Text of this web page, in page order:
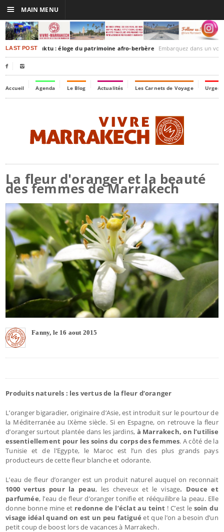
LAST POSTTimbuktu : éloge du patrimoine afro-berbère Embarquez dans un voyage culturel dans le
 
Accueil Agenda Le Blog Actualités Les Carnets de Voyage
La fleur d'oranger et la beauté
des femmes de Marrakech
Fanny, le 16 aout 2015
Produits naturels : les vertus de la fleur d’oranger
L’oranger bigaradier, originaire d’Asie, est introduit sur le pourtour de
la Méditerranée au IXème siècle. Si en Espagne, on retrouve la fleur
d’oranger surtout plantée dans les jardins, à Marrakech, on l’utilise
essentiellement pour les soins du corps des femmes. A côté de la
Tunisie et de l’Egypte, le Maroc est l’un des plus grands pays
producteurs de cette fleur blanche et odorante.
L’eau de fleur d’oranger est un produit naturel auquel on reconnait
1000 vertus pour la peau, les cheveux et le visage. Douce et
parfumée, l’eau de fleur d’oranger tonifie et rééquilibre la peau. Elle
donne bonne mine et redonne de l’éclat au teint ! C’est le soin du
visage idéal quand on est un peu fatigué et que l’on a besoin d’un
petit coup de boost lors de vacances à Marrakech.
☰ MAIN MENU